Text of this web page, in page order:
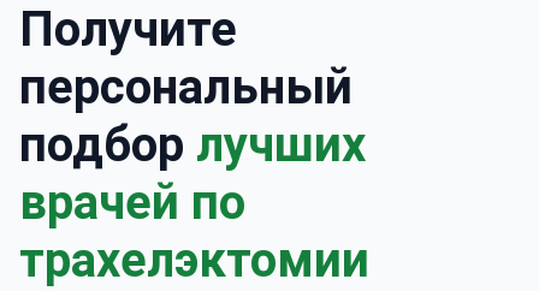
Получите
персональный
подбор лучших
врачей по
трахелэктомии